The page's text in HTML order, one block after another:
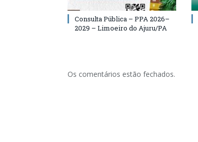
Consulta Pública – PPA 2026–
2029 – Limoeiro do Ajuru/PA
Os comentários estão fechados.